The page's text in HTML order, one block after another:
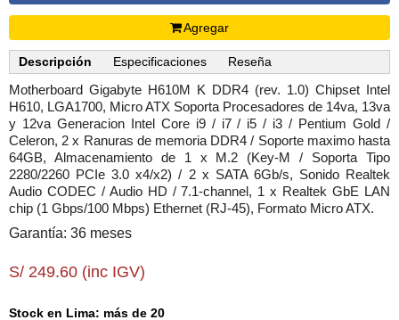
Agregar
Descripción Especificaciones Reseña
Motherboard Gigabyte H610M K DDR4 (rev. 1.0) Chipset Intel
H610, LGA1700, Micro ATX Soporta Procesadores de 14va, 13va
y 12va Generacion Intel Core i9 / i7 / i5 / i3 / Pentium Gold /
Celeron, 2 x Ranuras de memoria DDR4 / Soporte maximo hasta
64GB, Almacenamiento de 1 x M.2 (Key-M / Soporta Tipo
2280/2260 PCIe 3.0 x4/x2) / 2 x SATA 6Gb/s, Sonido Realtek
Audio CODEC / Audio HD / 7.1-channel, 1 x Realtek GbE LAN
chip (1 Gbps/100 Mbps) Ethernet (RJ-45), Formato Micro ATX.
Garantía: 36 meses
S/ 249.60 (inc IGV)
Stock en Lima: más de 20